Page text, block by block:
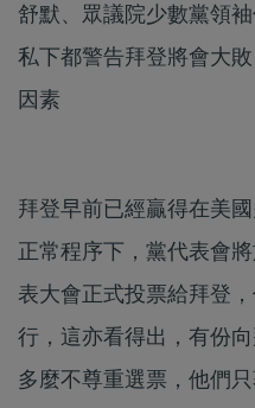
舒默、眾議院少數黨領
私下都警告拜登將會大
因素
拜登早前已經贏得在美
正常程序下，黨代表會
表大會正式投票給拜登
行，這亦看得出，有份
多麼不尊重選票，他們